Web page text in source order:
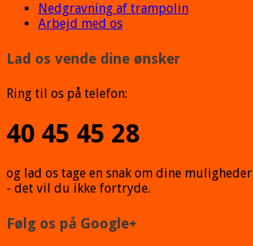
Nedgravning af trampolin
Arbejd med os
Lad os vende dine ønsker
Ring til os på telefon:
40 45 45 28
og lad os tage en snak om dine muligheder
- det vil du ikke fortryde.
Følg os på Google+